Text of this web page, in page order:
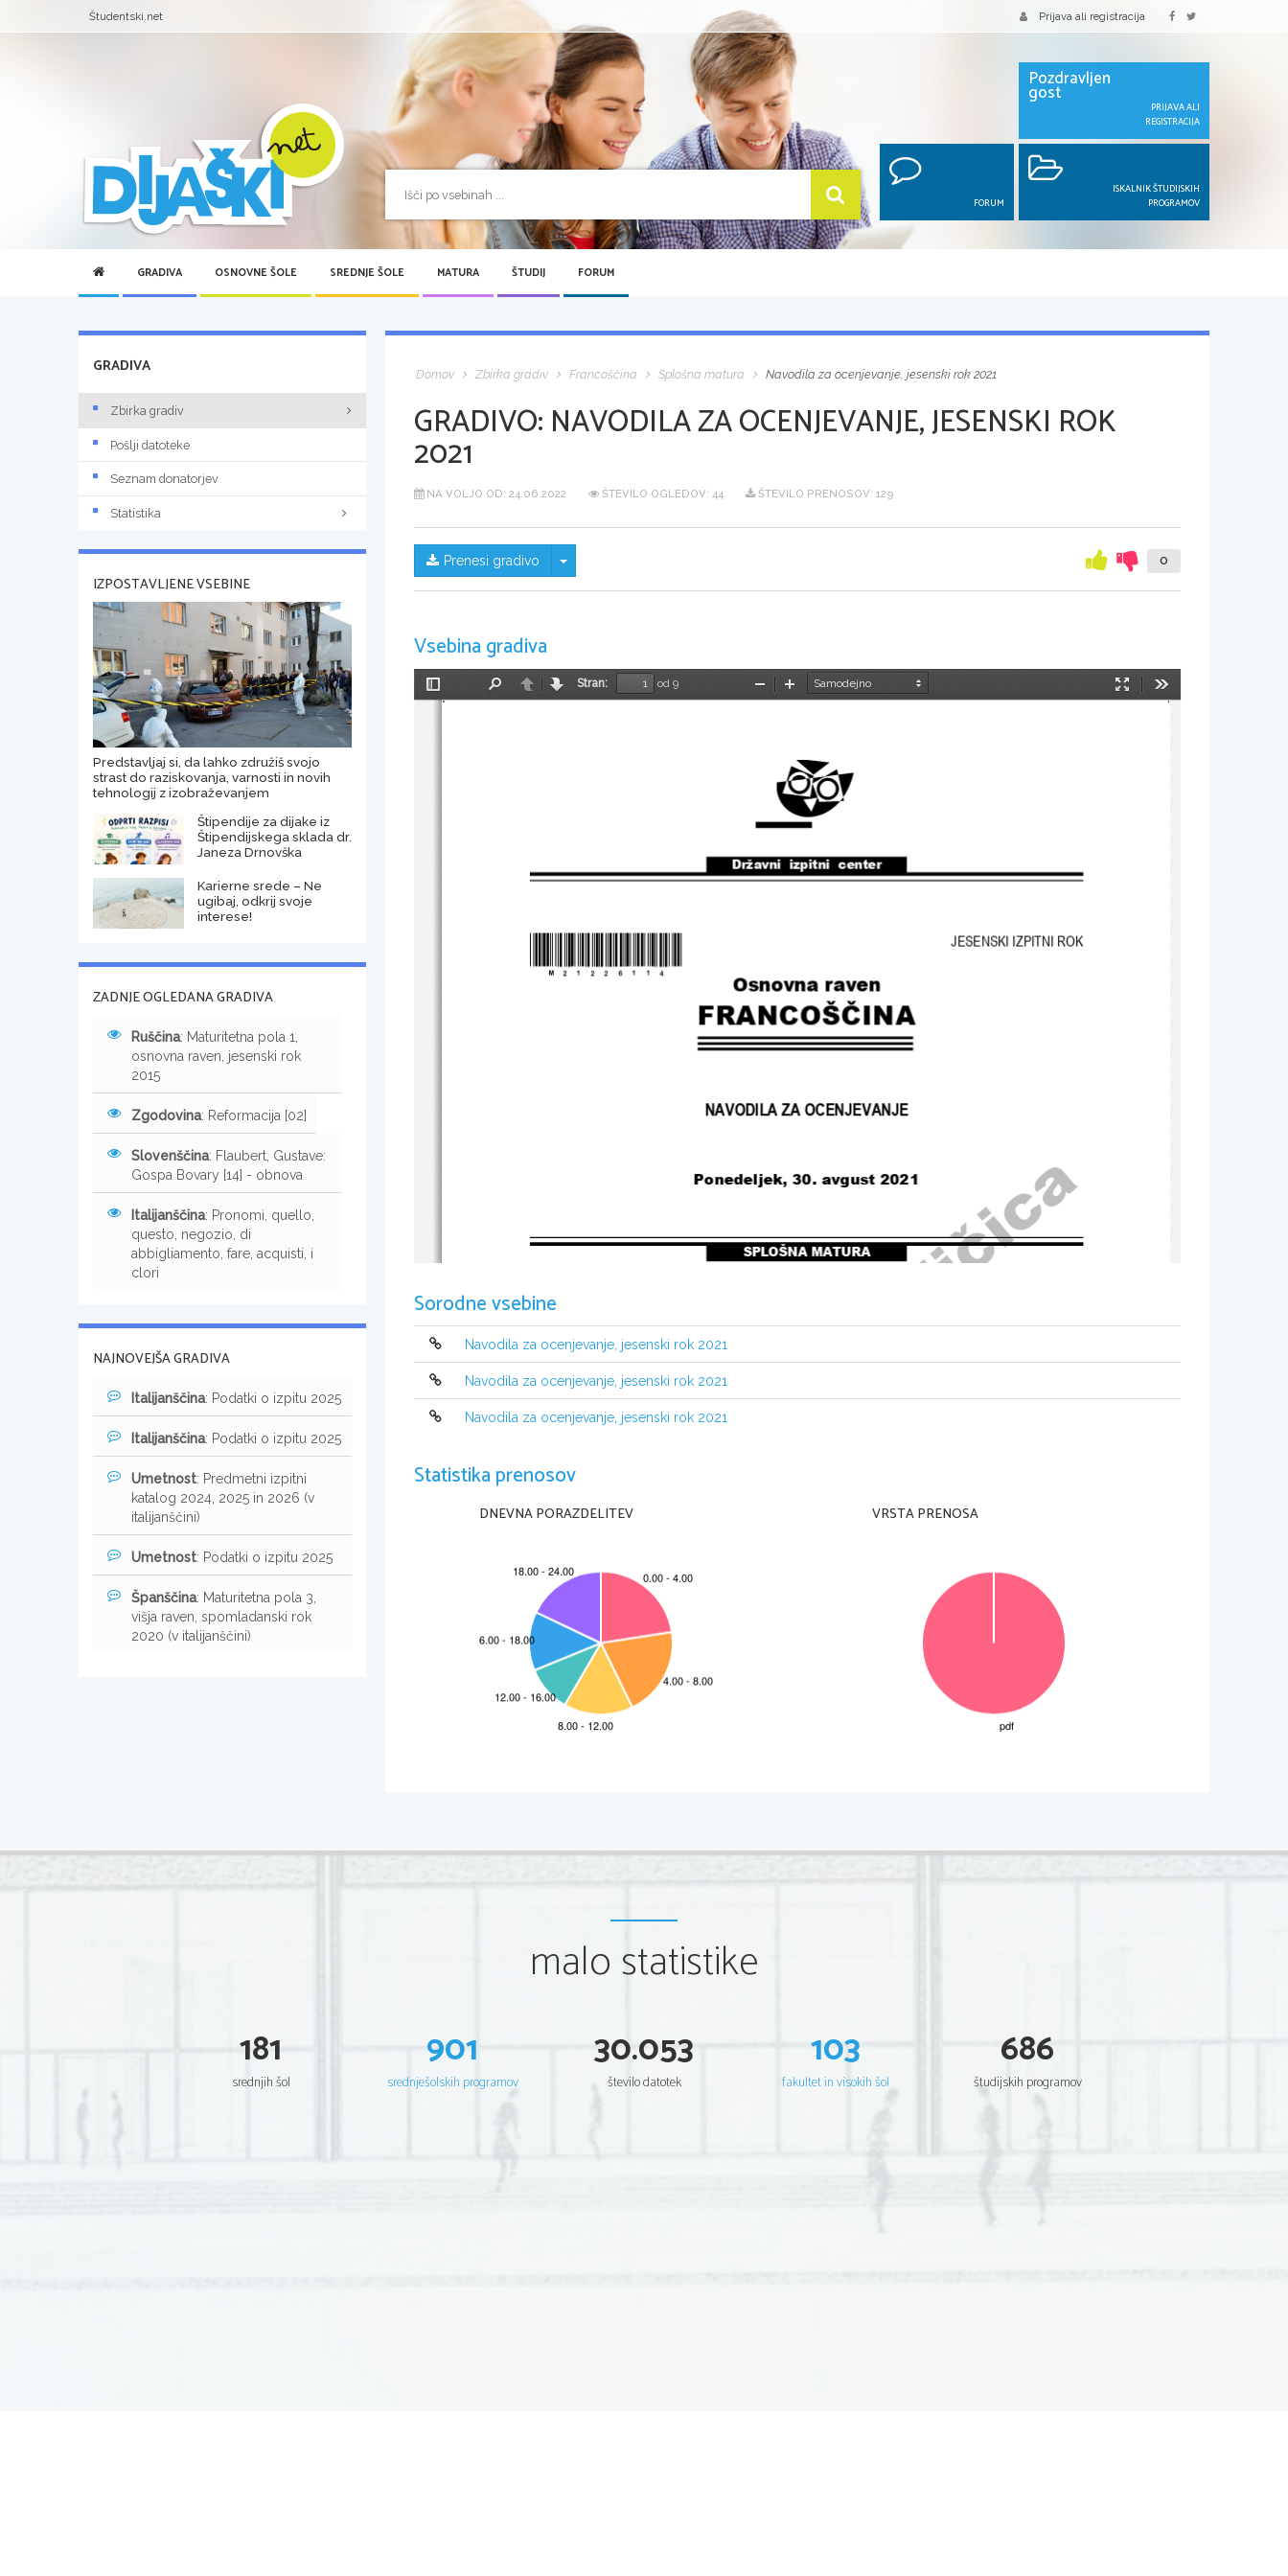
Študentski.net Prijava ali registracija
Pozdravljen
gost
PRIJAVA ALI
REGISTRACIJA
FORUM
ISKALNIK ŠTUDIJSKIH
PROGRAMOV
GRADIVA OSNOVNE ŠOLE SREDNJE ŠOLE MATURA ŠTUDIJ FORUM
Domov Zbirka gradiv Francoščina Splošna matura Navodila za ocenjevanje, jesenski rok 2021
GRADIVO: NAVODILA ZA OCENJEVANJE, JESENSKI ROK
2021
NA VOLJO OD: 24.06.2022 ŠTEVILO OGLEDOV: 44 ŠTEVILO PRENOSOV: 129
Prenesi gradivo Skrij/prikaži meni 0
Vsebina gradiva
Preklopi
NazajNaprej
Stran:
od 9
Način
PomanjšajPovečaj
Moderirana različica
Ponedeljek, 30. avgust 2021
Državni  izpitni  center
SPLOŠNA MATURA
NAVODILA ZA OCENJEVANJE
FRANCOŠČINA
JESENSKI IZPITNI ROK
Osnovna raven
© Državni izpitni center
Vse pravice pridržane
IZPITNA POLA 1A (Bralno razumevanje) in IZPITNA POLA 2 (Slušno razumevanje)
Ker pri delu A Izpitne pole 1 in pri Izpitni poli 2 preverjamo izključno razumevanje besedila
•
Če je pravilen samo del rešitve, za to rešitev kandidatu dodelimo 0 točk.
Če kandidat zapiše dve rešitvi, od katerih je ena napačna in ni ustrezno označena (tj. prečrtana), se
delu izpitne pole ocenjujemo poznavanje in rabo jezika, zato upoštevamo samo slovnično in
pravopisno pravilno zapisane besede.
Sorodne vsebine
Navodila za ocenjevanje, jesenski rok 2021
Navodila za ocenjevanje, jesenski rok 2021
Navodila za ocenjevanje, jesenski rok 2021
Statistika prenosov
DNEVNA PORAZDELITEV VRSTA PRENOSA
GRADIVA
Zbirka gradiv
Pošlji datoteke
Seznam donatorjev
Statistika
IZPOSTAVLJENE VSEBINE
Predstavljaj si, da lahko združiš svojo
strast do raziskovanja, varnosti in novih
tehnologij z izobraževanjem
Štipendije za dijake iz
Štipendijskega sklada dr.
Janeza Drnovška
Karierne srede – Ne
ugibaj, odkrij svoje
interese!
ZADNJE OGLEDANA GRADIVA
Ruščina: Maturitetna pola 1,
osnovna raven, jesenski rok
2015
Zgodovina: Reformacija [02]
Slovenščina: Flaubert, Gustave:
Gospa Bovary [14] - obnova
Italijanščina: Pronomi, quello,
questo, negozio, di
abbigliamento, fare, acquisti, i
clori
NAJNOVEJŠA GRADIVA
Italijanščina: Podatki o izpitu 2025
Italijanščina: Podatki o izpitu 2025
Umetnost: Predmetni izpitni
katalog 2024, 2025 in 2026 (v
italijanščini)
Umetnost: Podatki o izpitu 2025
Španščina: Maturitetna pola 3,
višja raven, spomladanski rok
2020 (v italijanščini)
malo statistike
181
srednjih šol
901
srednješolskih programov
30.053
število datotek
103
fakultet in visokih šol
686
študijskih programov